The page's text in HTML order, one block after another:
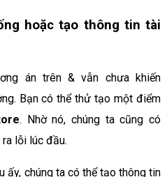
hoặc tạo thông tin tài
án trên & vẫn chưa khiến
Bạn có thể thử tạo một điểm
. Nhờ nó, chúng ta cũng có
lỗi lúc đầu.
ấy, chúng ta có thể tạo thông tin